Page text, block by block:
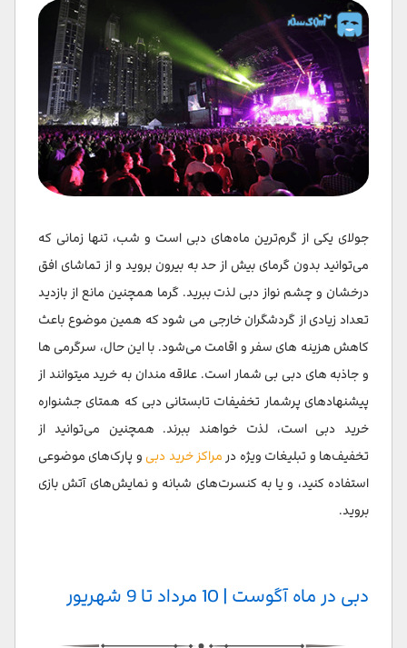
جولای یکی از گرم‌ترین ماه‌های دبی است و شب، تنها زمانی که
می‌توانید بدون گرمای بیش از حد به بیرون بروید و از تماشای افق
درخشان و چشم نواز دبی لذت ببرید. گرما همچنین مانع از بازدید
تعداد زیادی از گردشگران خارجی می شود که همین موضوع باعث
کاهش هزینه های سفر و اقامت می‌شود. با این حال، سرگرمی ها
و جاذبه های دبی بی شمار است. علاقه مندان به خرید میتوانند از
پیشنهادهای پرشمار تخفیفات تابستانی دبی که همتای جشنواره
خرید دبی است، لذت خواهند ببرند. همچنین می‌توانید از
تخفیف‌ها و تبلیغات ویژه در مراکز خرید دبی و پارک‌های موضوعی
استفاده کنید، و یا به کنسرت‌های شبانه و نمایش‌های آتش بازی
بروید.
دبی در ماه آگوست | 10 مرداد تا 9 شهریور